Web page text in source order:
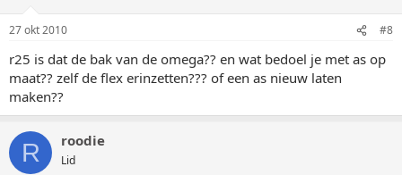
27 okt 2010 #8
r25 is dat de bak van de omega?? en wat bedoel je met as op
maat?? zelf de flex erinzetten??? of een as nieuw laten
maken??
R roodie
Lid